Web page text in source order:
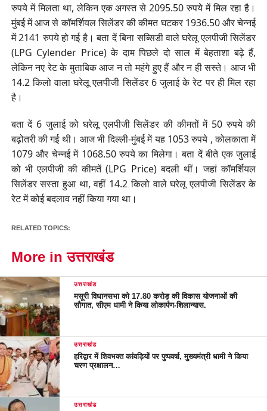
रुपये में मिलता था, लेकिन एक अगस्त से 2095.50 रुपये में मिल रहा है।
मुंबई में आज से कॉमर्शियल सिलेंडर की कीमत घटकर 1936.50 और चेन्नई
में 2141 रुपये हो गई है। बता दें बिना सब्सिडी वाले घरेलू एलपीजी सिलेंडर
(LPG Cylender Price) के दाम पिछले दो साल में बेहताशा बढ़े हैं,
लेकिन नए रेट के मुताबिक आज न तो महंगे हुए हैं और न ही सस्ते। आज भी
14.2 किलो वाला घरेलू एलपीजी सिलेंडर 6 जुलाई के रेट पर ही मिल रहा
है।
बता दें 6 जुलाई को घरेलू एलपीजी सिलेंडर की कीमतों में 50 रुपये की
बढ़ोतरी की गई थी। आज भी दिल्ली-मुंबई में यह 1053 रुपये , कोलकाता में
1079 और चेन्नई में 1068.50 रुपये का मिलेगा। बता दें बीते एक जुलाई
को भी एलपीजी की कीमतें (LPG Price) बदली थीं। जहां कॉमर्शियल
सिलेंडर सस्ता हुआ था, वहीं 14.2 किलो वाले घरेलू एलपीजी सिलेंडर के
रेट में कोई बदलाव नहीं किया गया था।
RELATED TOPICS:
More in उत्तराखंड
उत्तराखंड
मसूरी विधानसभा को 17.80 करोड़ की विकास योजनाओं की
सौगात, सीएम धामी ने किया लोकार्पण-शिलान्यास.
उत्तराखंड
हरिद्वार में शिवभक्त कांवड़ियों पर पुष्पवर्षा, मुख्यमंत्री धामी ने किया
चरण प्रक्षालन…
उत्तराखंड